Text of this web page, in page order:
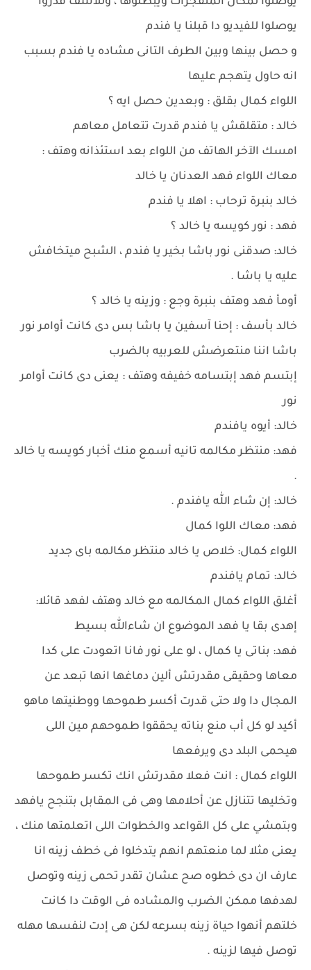
يوصلوا للفيديو دا قبلنا يا فندم
و حصل بينها وبين الطرف التانى مشاده يا فندم بسبب
انه حاول يتهجم عليها
اللواء كمال بقلق : وبعدين حصل ايه ؟
خالد : متقلقش يا فندم قدرت تتعامل معاهم
امسك الآخر الهاتف من اللواء بعد استئذانه وهتف :
معاك اللواء فهد العدنان يا خالد
خالد بنبرة ترحاب : اهلا يا فندم
فهد : نور كويسه يا خالد ؟
خالد: صدقنى نور باشا بخير يا فندم ، الشبح ميتخافش
عليه يا باشا .
أومأ فهد وهتف بنبرة وجع : وزينه يا خالد ؟
خالد بأسف : إحنا آسفين يا باشا بس دى كانت أوامر نور
باشا اننا منتعرضش للعربيه بالضرب
إبتسم فهد إبتسامه خفيفه وهتف : يعنى دى كانت أوامر
نور
خالد: أيوه يافندم
فهد: منتظر مكالمه تانيه أسمع منك أخبار كويسه يا خالد
.
خالد: إن شاء الله يافندم .
فهد: معاك اللوا كمال
اللواء كمال: خلاص يا خالد منتظر مكالمه باى جديد
خالد: تمام يافندم
أغلق اللواء كمال المكالمه مع خالد وهتف لفهد قائلا:
إهدى بقا يا فهد الموضوع ان شاءالله بسيط
فهد: بناتى يا كمال ، لو على نور فانا اتعودت على كدا
معاها وحقيقى مقدرتش ألين دماغها انها تبعد عن
المجال دا ولا حتى قدرت أكسر طموحها ووطنيتها ماهو
أكيد لو كل أب منع بناته يحققوا طموحهم مين اللى
هيحمى البلد دى ويرفعها
اللواء كمال : انت فعلا مقدرتش انك تكسر طموحها
وتخليها تتنازل عن أحلامها وهى فى المقابل بتنجح يافهد
وبتمشي على كل القواعد والخطوات اللى اتعلمتها منك ،
يعنى مثلا لما منعتهم انهم يتدخلوا فى خطف زينه انا
عارف ان دى خطوه صح عشان تقدر تحمى زينه وتوصل
لهدفها ممكن الضرب والمشاده فى الوقت دا كانت
خلتهم أنهوا حياة زينه بسرعه لكن هى إدت لنفسها مهله
توصل فيها لزينه .